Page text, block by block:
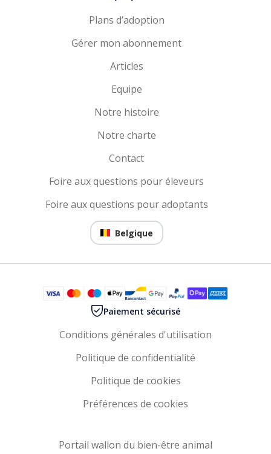
Plans d’adoption
Gérer mon abonnement
Articles
Equipe
Notre histoire
Notre charte
Contact
Foire aux questions pour éleveurs
Foire aux questions pour adoptants
Belgique
Paiement sécurisé
Conditions générales d'utilisation
Politique de confidentialité
Politique de cookies
Préférences de cookies
Portail wallon du bien-être animal